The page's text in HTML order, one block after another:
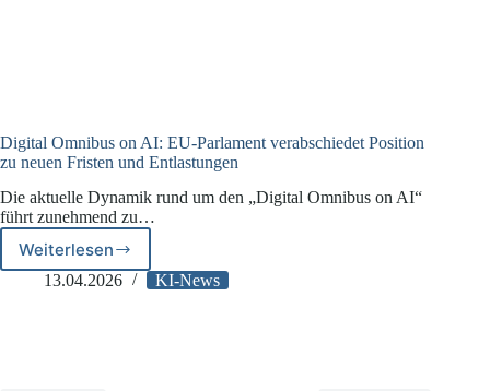
Digital Omnibus on AI: EU-Parlament verabschiedet Position
zu neuen Fristen und Entlastungen
Die aktuelle Dynamik rund um den „Digital Omnibus on AI“
führt zunehmend zu…
Weiterlesen
Digital
Omnibus
13.04.2026 KI-News